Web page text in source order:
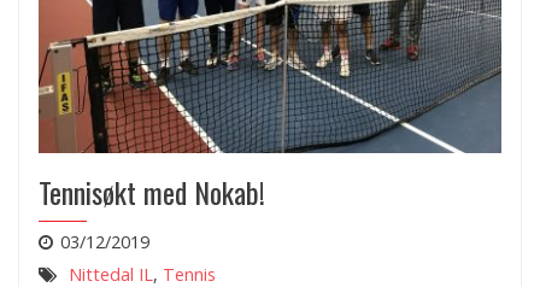
Tennisøkt med Nokab!
03/12/2019
Nittedal IL , Tennis